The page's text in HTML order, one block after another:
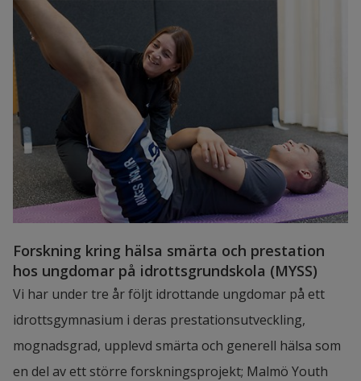
Forskning kring hälsa smärta och prestation
hos ungdomar på idrottsgrundskola (MYSS)
Vi har under tre år följt idrottande ungdomar på ett
idrottsgymnasium i deras prestationsutveckling,
mognadsgrad, upplevd smärta och generell hälsa som
en del av ett större forskningsprojekt; Malmö Youth